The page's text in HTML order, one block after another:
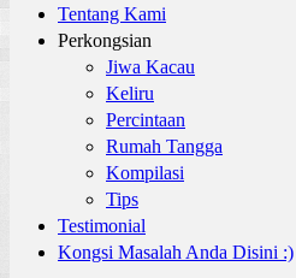
Tentang Kami
Perkongsian
Jiwa Kacau
Keliru
Percintaan
Rumah Tangga
Kompilasi
Tips
Testimonial
Kongsi Masalah Anda Disini :)